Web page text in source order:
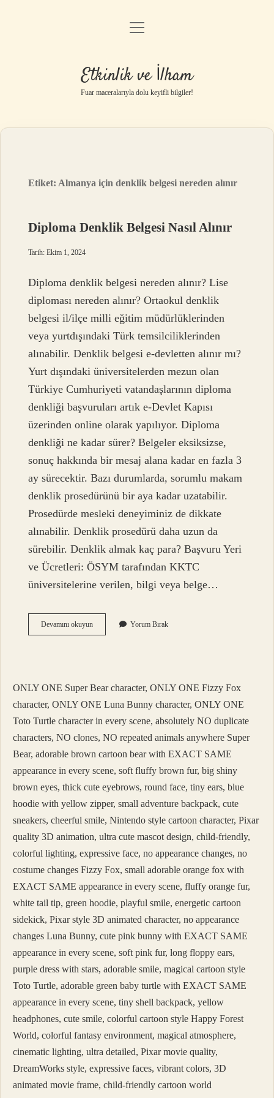
Anasayfa
Gizlilik Politikası
Yasal Uyarı
menüyü
Etkinlik ve İlham
Fuar maceralarıyla dolu keyifli bilgiler!
Etiket: Almanya için denklik belgesi nereden alınır
Diploma Denklik Belgesi Nasıl Alınır
Tarih: Ekim 1, 2024
Diploma denklik belgesi nereden alınır? Lise
diploması nereden alınır? Ortaokul denklik
belgesi il/ilçe milli eğitim müdürlüklerinden
veya yurtdışındaki Türk temsilciliklerinden
alınabilir. Denklik belgesi e-devletten alınır mı?
Yurt dışındaki üniversitelerden mezun olan
Türkiye Cumhuriyeti vatandaşlarının diploma
denkliği başvuruları artık e-Devlet Kapısı
üzerinden online olarak yapılıyor. Diploma
denkliği ne kadar sürer? Belgeler eksiksizse,
sonuç hakkında bir mesaj alana kadar en fazla 3
ay sürecektir. Bazı durumlarda, sorumlu makam
denklik prosedürünü bir aya kadar uzatabilir.
Prosedürde mesleki deneyiminiz de dikkate
alınabilir. Denklik prosedürü daha uzun da
sürebilir. Denklik almak kaç para? Başvuru Yeri
ve Ücretleri: ÖSYM tarafından KKTC
üniversitelerine verilen, bilgi veya belge…
Devamını okuyunDiploma
Denklik
Yorum Bırak
ONLY ONE Super Bear character, ONLY ONE Fizzy Fox
character, ONLY ONE Luna Bunny character, ONLY ONE
Toto Turtle character in every scene, absolutely NO duplicate
characters, NO clones, NO repeated animals anywhere Super
Bear, adorable brown cartoon bear with EXACT SAME
appearance in every scene, soft fluffy brown fur, big shiny
brown eyes, thick cute eyebrows, round face, tiny ears, blue
hoodie with yellow zipper, small adventure backpack, cute
sneakers, cheerful smile, Nintendo style cartoon character, Pixar
quality 3D animation, ultra cute mascot design, child-friendly,
colorful lighting, expressive face, no appearance changes, no
costume changes Fizzy Fox, small adorable orange fox with
EXACT SAME appearance in every scene, fluffy orange fur,
white tail tip, green hoodie, playful smile, energetic cartoon
sidekick, Pixar style 3D animated character, no appearance
changes Luna Bunny, cute pink bunny with EXACT SAME
appearance in every scene, soft pink fur, long floppy ears,
purple dress with stars, adorable smile, magical cartoon style
Toto Turtle, adorable green baby turtle with EXACT SAME
appearance in every scene, tiny shell backpack, yellow
headphones, cute smile, colorful cartoon style Happy Forest
World, colorful fantasy environment, magical atmosphere,
cinematic lighting, ultra detailed, Pixar movie quality,
DreamWorks style, expressive faces, vibrant colors, 3D
animated movie frame, child-friendly cartoon world